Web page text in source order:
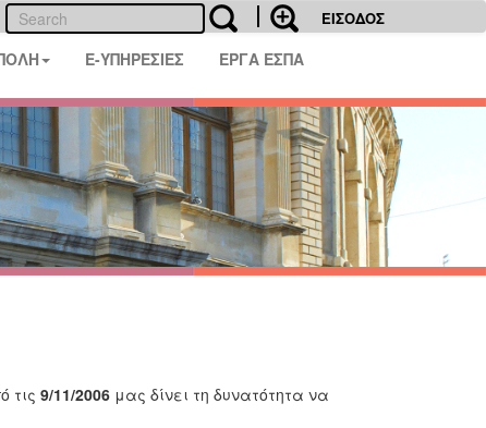
ΕΙΣΟΔΟΣ
E-ΥΠΗΡΕΣΙΕΣ ΕΡΓΑ ΕΣΠΑ
τις 9/11/2006μας δίνει τη δυνατότητα να